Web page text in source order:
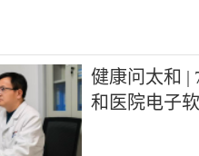
健康问太和 |
和医院电子